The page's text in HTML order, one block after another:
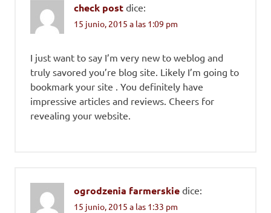
check post dice:
15 junio, 2015 a las 1:09 pm
I just want to say I’m very new to weblog and
truly savored you’re blog site. Likely I’m going to
bookmark your site . You definitely have
impressive articles and reviews. Cheers for
revealing your website.
ogrodzenia farmerskie dice:
15 junio, 2015 a las 1:33 pm